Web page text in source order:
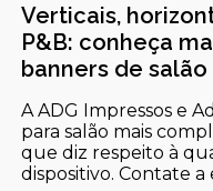
Verticais,
P&B: conheça
banners de salão
A ADG Impressos e
para salão mais
que diz respeito à
dispositivo. Contate a